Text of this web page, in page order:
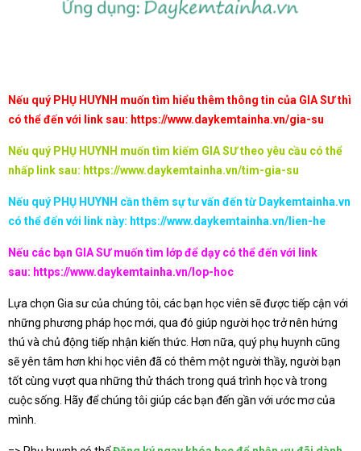
Nếu quý PHỤ HUYNH muốn tìm hiểu thêm thông tin của GIA SƯ thì
có thể đến với link sau: https://www.daykemtainha.vn/gia-su
Nếu quý PHỤ HUYNH muốn tìm kiếm GIA SƯ theo yêu cầu có thể
nhấp link sau: https://www.daykemtainha.vn/tim-gia-su
Nếu quý PHỤ HUYNH cần thêm sự tư vấn đến từ Daykemtainha.vn
có thể đến với link này: https://www.daykemtainha.vn/lien-he
Nếu các bạn GIA SƯ muốn tìm lớp để dạy có thể đến với link
sau: https://www.daykemtainha.vn/lop-hoc
Lựa chọn Gia sư của chúng tôi, các bạn học viên sẽ được tiếp cận với
những phương pháp học mới, qua đó giúp người học trở nên hứng
thú và chủ động tiếp nhận kiến thức. Hơn nữa, quý phụ huynh cũng
sẽ yên tâm hơn khi học viên đã có thêm một người thầy, người bạn
tốt cùng vượt qua những thử thách trong quá trình học và trong
cuộc sống. Hãy để chúng tôi giúp các bạn đến gần với ước mơ của
mình.